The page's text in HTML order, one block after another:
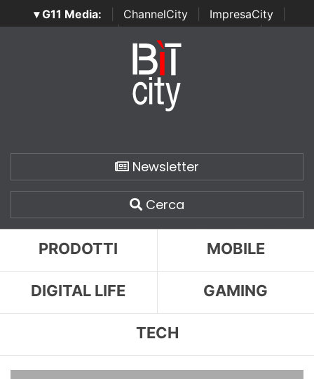
▾ G11 Media: ChannelCity ImpresaCity
SecurityOpenLab | Italian Channel Awards | Italian
Italian Security Awards
Newsletter
Cerca
PRODOTTI MOBILE
DIGITAL LIFE GAMING
TECH